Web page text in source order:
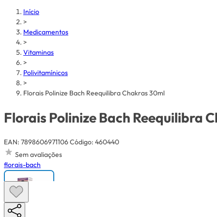
Início
>
Medicamentos
>
Vitaminas
>
Polivitamínicos
>
Florais Polinize Bach Reequilibra Chakras 30ml
Florais Polinize Bach Reequilibra
EAN: 7898606971106Código: 460440
Sem avaliações
florais-bach